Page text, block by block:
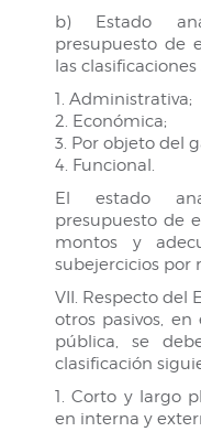
b) Estado
presupuesto de
las
1. Administrativa;
2. Económica;
3. Por objeto del
4. Funcional.
El estado
presupuesto de
montos y
subejercicios por
VII. Respecto del
otros pasivos,
pública, se
clasificación
1. Corto y largo
en interna y